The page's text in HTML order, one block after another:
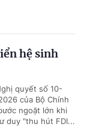
hệ sinh
quyết số 10-
của Bộ Chính
ngoặt lớn khi
duy "thu hút FDI...